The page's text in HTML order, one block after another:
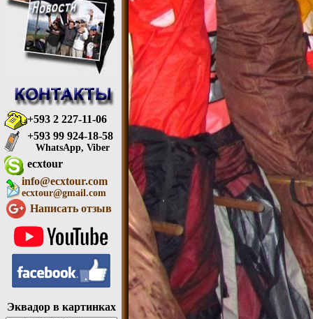
+593 2 227-11-06
+593 99 924-18-58
WhatsApp, Viber
ecxtour
info@ecxtour.com
ecxtour@gmail.com
Написать отзыв
Эквадор в картинках